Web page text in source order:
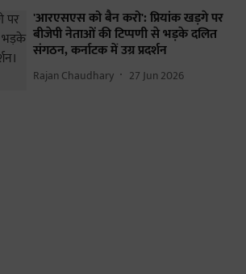
'आरएसएस को बैन करो': प्रियांक खड़गे पर
बीजेपी नेताओं की टिप्पणी से भड़के दलित
संगठन, कर्नाटक में उग्र प्रदर्शन
Rajan Chaudhary 27 Jun 2026